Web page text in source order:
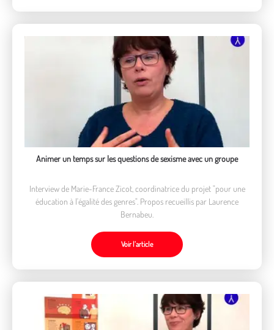
Animer un temps sur les questions de sexisme avec un groupe
Interview de Marie-France Zicot, coordinatrice du projet "pour une
éducation à l'égalité des genres". Propos recueillis par Laurence
Bernabeu.
Voir l’article